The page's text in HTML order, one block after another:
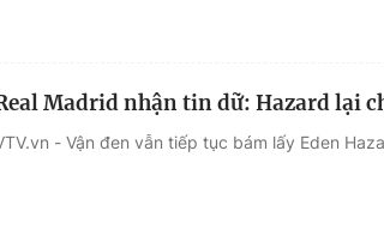
Madrid nhận tin dữ: Hazard lại
- Vận đen vẫn tiếp tục bám lấy Eden